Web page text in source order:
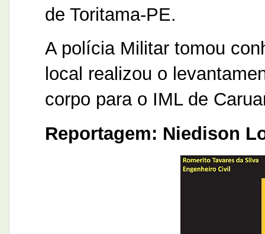
de Toritama-PE.
A polícia Militar tomou
local realizou o
corpo para o IML de
Reportagem: Niedison